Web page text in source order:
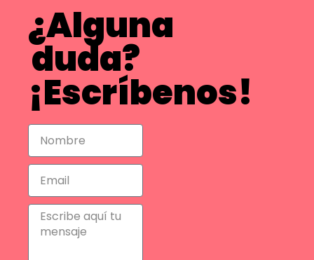
¿Alguna
duda?
¡Escríbenos!